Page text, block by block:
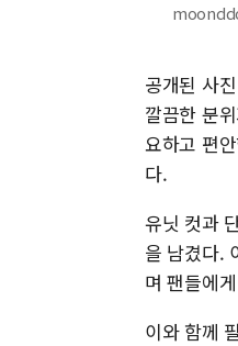
공개된 사
깔끔한 분
요하고 편
다.
유닛 컷과
을 남겼다.
며 팬들에
이와 함께